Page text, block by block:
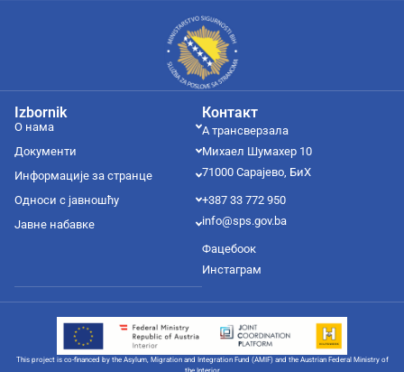
Контакт
А трансверзала
Михаел Шумахер 10
71000 Сарајево, БиХ
+387 33 772 950
info@sps.gov.ba
Фацебоок
Инстаграм
Izbornik
О нама
Документи
Информације за странце
Односи с јавношћу
Јавне набавке
This project is co-financed by the Asylum, Migration and Integration Fund (AMIF) and the Austrian Federal Ministry of